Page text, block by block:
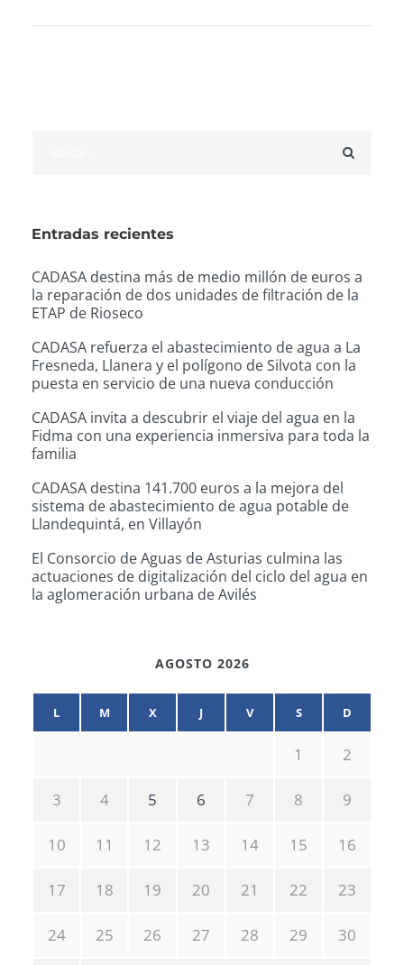
Entradas recientes
CADASA destina más de medio millón de euros a
la reparación de dos unidades de filtración de la
ETAP de Rioseco
CADASA refuerza el abastecimiento de agua a La
Fresneda, Llanera y el polígono de Silvota con la
puesta en servicio de una nueva conducción
CADASA invita a descubrir el viaje del agua en la
Fidma con una experiencia inmersiva para toda la
familia
CADASA destina 141.700 euros a la mejora del
sistema de abastecimiento de agua potable de
Llandequintá, en Villayón
El Consorcio de Aguas de Asturias culmina las
actuaciones de digitalización del ciclo del agua en
la aglomeración urbana de Avilés
AGOSTO 2026
L M X J V S D
1 2
3 4 5 6 7 8 9
10 11 12 13 14 15 16
17 18 19 20 21 22 23
24 25 26 27 28 29 30